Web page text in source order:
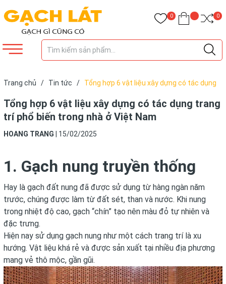
0 0
Trang chủ / Tin tức /
Tổng hợp 6 vật liệu xây dựng có tác dụng
Tổng hợp 6 vật liệu xây dựng có tác dụng trang
trí phổ biến trong nhà ở Việt Nam
HOANG TRANG 15/02/2025
1. Gạch nung truyền thống
Hay là gạch đất nung đã được sử dụng từ hàng ngàn năm
trước, chúng được làm từ đất sét, than và nước. Khi nung
trong nhiệt độ cao, gạch “chín” tạo nên màu đỏ tự nhiên và
đặc trưng.
Hiện nay sử dụng gạch nung như một cách trang trí là xu
hướng. Vật liệu khá rẻ và được sản xuất tại nhiều địa phương
mang vẻ thô mộc, gần gũi.